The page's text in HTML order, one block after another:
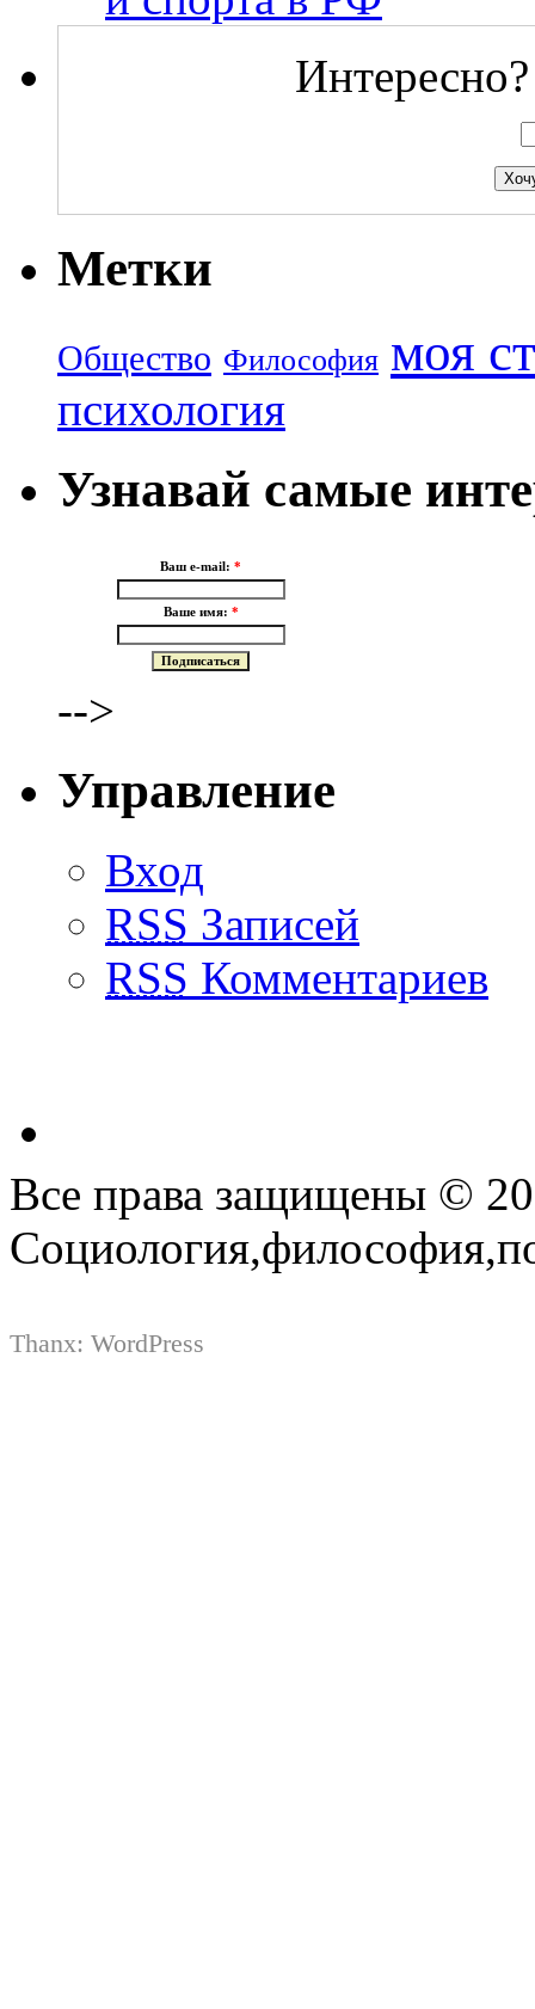
Метки
Общество Философия моя
психология
Узнавай самые
Ваш e-mail: *
Ваше имя: *
-->
Управление
Вход
RSS Записей
RSS Комментариев
Все права защищены ©
Thanx: WordPress